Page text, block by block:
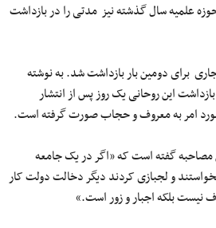
علمیه سال گذشته نیز مدتی را در بازداشت
برای دومین بار بازداشت شد. به نوشته
این روحانی یک روز پس از انتشار
مورد امر به معروف و حجاب صورت گرفته است.
مصاحبه گفته است که «اگر در یک جامعه
و لجبازی کردند دیگر دخالت دولت کار
نیست بلکه اجبار و زور است.»